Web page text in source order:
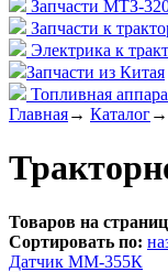
Запчасти МТЗ-
Запчасти к
Электрика к
Запчасти из Китая
Топливная
Главная→ Каталог→
Товаров на
Сортировать по:
Датчик ММ-355К